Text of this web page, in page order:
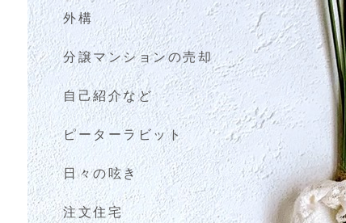
外構
分譲マンションの売却
自己紹介など
ピーターラビット
日々の呟き
注文住宅